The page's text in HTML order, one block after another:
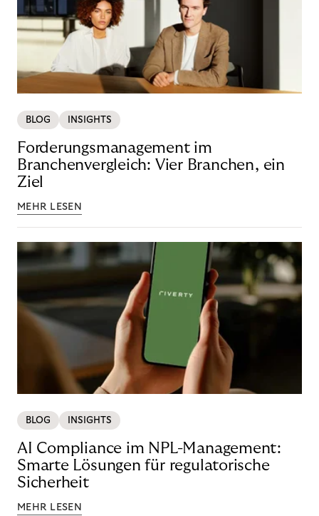
BLOG INSIGHTS
Forderungsmanagement im
Branchenvergleich: Vier Branchen, ein
Ziel
MEHR LESEN
BLOG INSIGHTS
AI Compliance im NPL-Management:
Smarte Lösungen für regulatorische
Sicherheit
MEHR LESEN